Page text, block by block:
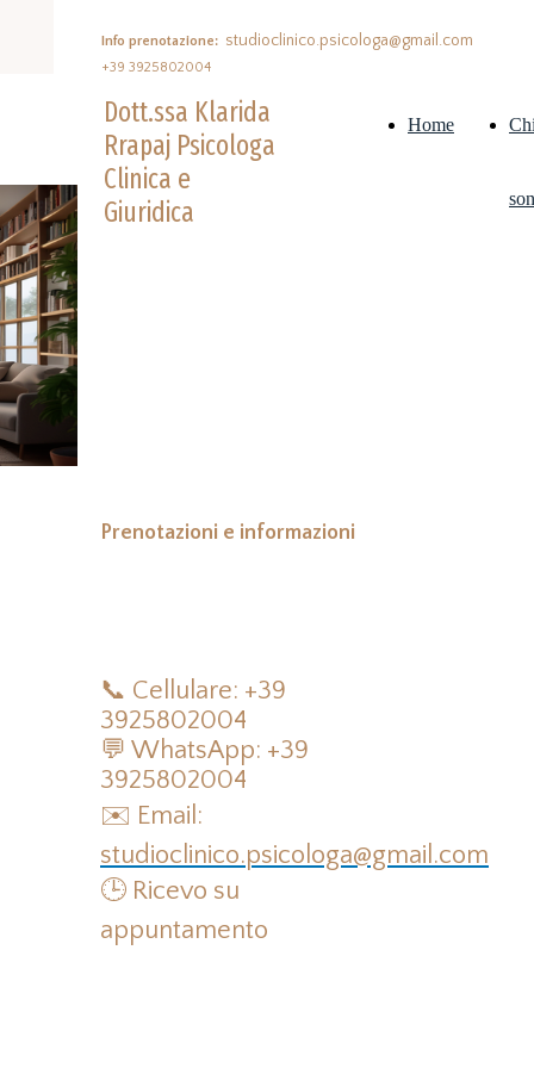
Info prenotazione: studioclinico.psicologa@gmail.com
+39 3925802004
Dott.ssa Klarida
Rrapaj Psicologa
Clinica e
Giuridica
Home
Prenotazioni e informazioni
📞 Cellulare: +39
3925802004
💬 WhatsApp: +39
3925802004
✉️ Email:
studioclinico.psicologa@gmail.com
🕒 Ricevo su
appuntamento